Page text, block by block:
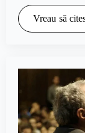
Vreau să